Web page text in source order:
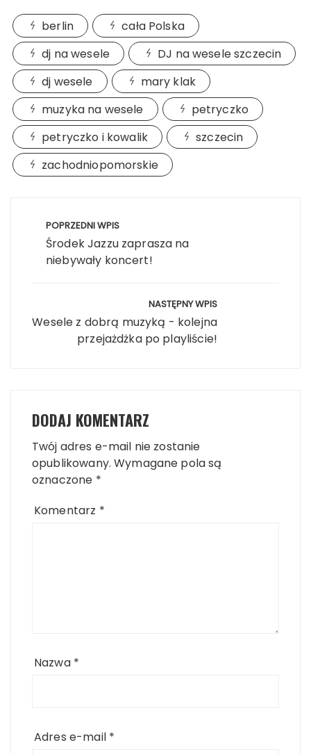
berlin
cała Polska
dj na wesele
DJ na wesele szczecin
dj wesele
mary klak
muzyka na wesele
petryczko
petryczko i kowalik
szczecin
zachodniopomorskie
wpisuPOPRZEDNI WPIS
Środek Jazzu zaprasza na
niebywały koncert!
NASTĘPNY WPIS
Wesele z dobrą muzyką - kolejna
przejażdżka po playliście!
DODAJ KOMENTARZ
Twój adres e-mail nie zostanie
opublikowany. Wymagane pola są
oznaczone *
Komentarz *
Nazwa *
Adres e-mail *